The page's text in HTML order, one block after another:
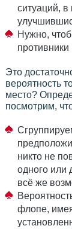
ситуаций,
Нужно,
противники
Это
вероятность
место?
посмотрим,
никто не
одного или
всё же
флопе,